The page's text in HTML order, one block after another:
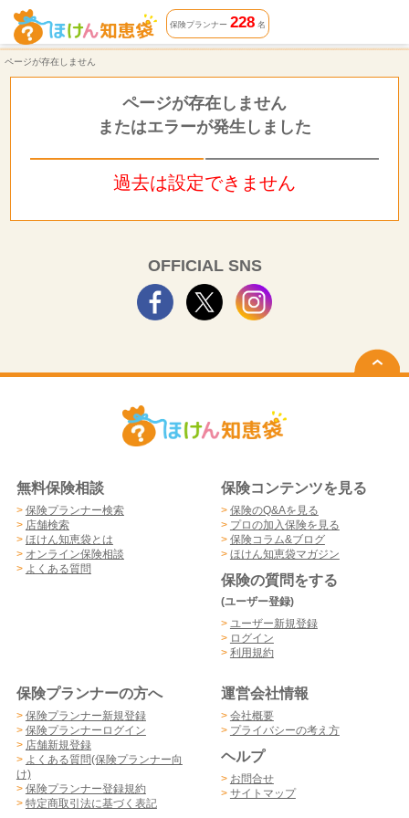
ページが存在しません | ほけん知恵袋
保険プランナー 228名
ページが存在しません
ページが存在しません
またはエラーが発生しました
過去は設定できません
OFFICIAL SNS
無料保険相談
> 保険プランナー検索
> 店舗検索
> ほけん知恵袋とは
> オンライン保険相談
> よくある質問
保険コンテンツを見る
> 保険のQ&Aを見る
> プロの加入保険を見る
> 保険コラム&ブログ
> ほけん知恵袋マガジン
保険の質問をする
(ユーザー登録)
> ユーザー新規登録
> ログイン
> 利用規約
保険プランナーの方へ
> 保険プランナー新規登録
> 保険プランナーログイン
> 店舗新規登録
> よくある質問(保険プランナー向
け)
> 保険プランナー登録規約
> 特定商取引法に基づく表記
運営会社情報
> 会社概要
> プライバシーの考え方
ヘルプ
> お問合せ
> サイトマップ